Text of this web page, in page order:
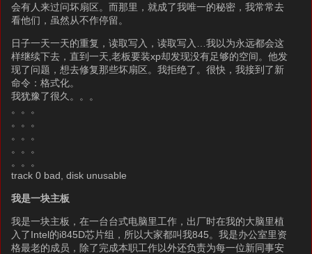
会有人来过问坏扇区。而那里，就成了我唯一的秘密，我常常去
看他们，虽然从不作停留。
日子一天一天的重复，读取写入，读取写入…我以为永远都会这
样继续下去，直到一天,老板要装xp却发现没有足够的空间。他发
现了问题，想去修复那些坏扇区。我拒绝了。很快，我接到了新
命令：格式化。
我犹豫了很久。。。
。。。
。。。
。。。
。。。
。。。
track 0 bad, disk unusable
我是一块主板
我是一块主板，在一台台式电脑里工作，出厂时在我的大脑里植
入了Intel的i845D芯片组，所以大家都叫我845。我是办公室里资
格最老的成员，除了完成本职工作以外还负责为每一位新同事安